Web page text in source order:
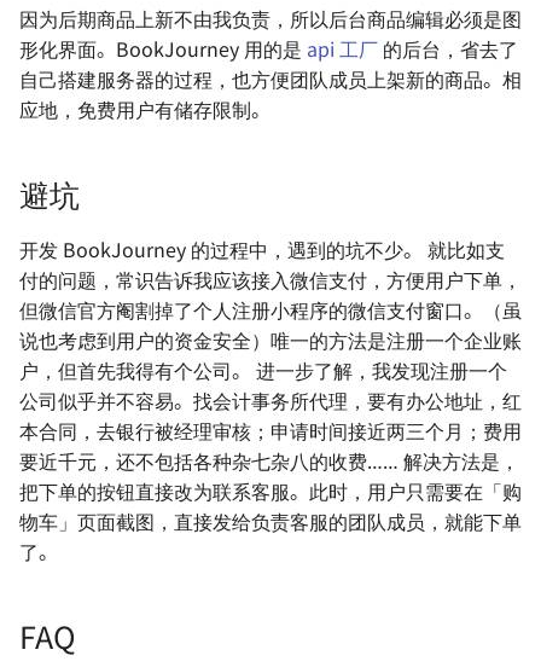
STM32CubeIDE 串口重定
（printf）及输出浮点型
STM32 的启动模式
Keil MDK 配置指南
一个舵机的自我修养
因为后期商品上新不由我负责，所以后台商品编辑必须是图
形化界面。BookJourney 用的是 api 工厂 的后台，省去了
自己搭建服务器的过程，也方便团队成员上架新的商品。相
应地，免费用户有储存限制。
避坑
开发 BookJourney 的过程中，遇到的坑不少。 就比如支
付的问题，常识告诉我应该接入微信支付，方便用户下单，
但微信官方阉割掉了个人注册小程序的微信支付窗口。（虽
说也考虑到用户的资金安全）唯一的方法是注册一个企业账
户，但首先我得有个公司。 进一步了解，我发现注册一个
公司似乎并不容易。找会计事务所代理，要有办公地址，红
本合同，去银行被经理审核；申请时间接近两三个月；费用
要近千元，还不包括各种杂七杂八的收费…… 解决方法是，
把下单的按钮直接改为联系客服。此时，用户只需要在「购
物车」页面截图，直接发给负责客服的团队成员，就能下单
了。
FAQ